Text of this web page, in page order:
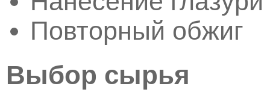
Повторный обжиг
Выбор сырья